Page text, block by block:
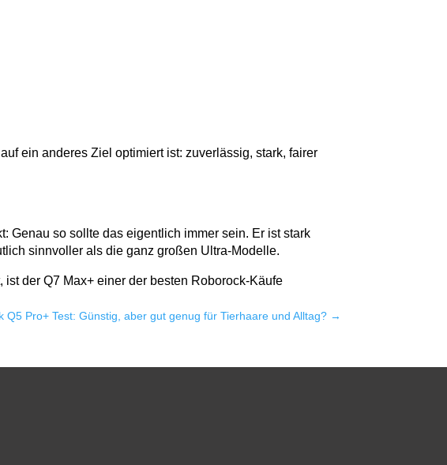
ein anderes Ziel optimiert ist: zuverlässig, stark, fairer
Genau so sollte das eigentlich immer sein. Er ist stark
sinnvoller als die ganz großen Ultra-Modelle.
der Q7 Max+ einer der besten Roborock-Käufe
Q5 Pro+ Test: Günstig, aber gut genug für Tierhaare und Alltag?→